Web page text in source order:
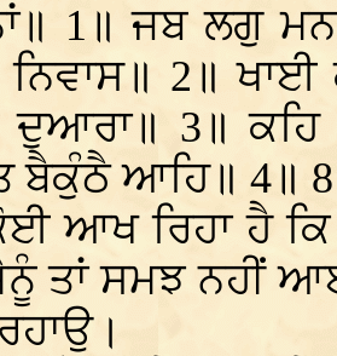
1॥ ਜਬ ਲਗੁ
2॥ ਖਾਈ
3॥ ਕਹਿ
ਬੈਕੁੰਠੈ ਆਹਿ॥ 4॥
ਆਖ ਰਿਹਾ ਹੈ
ਤਾਂ ਸਮਝ ਨਹੀਂ